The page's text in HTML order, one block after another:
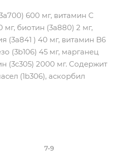
600 мг, витамин C
мг, биотин (3a880) 2 мг,
(3a841 ) 40 мг, витамин B6
(3b106) 45 мг, марганец
(3c305) 2000 мг. Содержит
(1b306), аскорбил
7-9